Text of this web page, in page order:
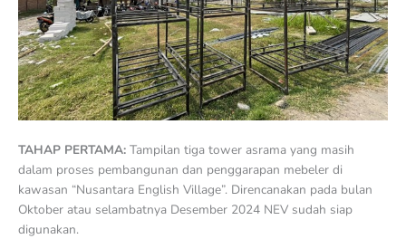
TAHAP PERTAMA: Tampilan tiga tower asrama yang masih
dalam proses pembangunan dan penggarapan mebeler di
kawasan “Nusantara English Village”. Direncanakan pada bulan
Oktober atau selambatnya Desember 2024 NEV sudah siap
digunakan.